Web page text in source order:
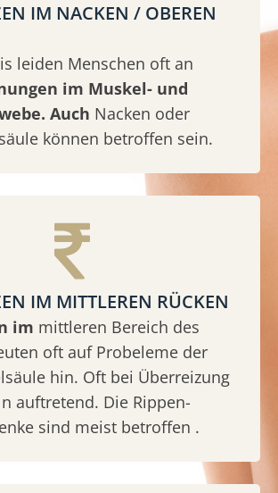
IM NACKEN / OBEREN
leiden Menschen oft an
im Muskel- und
Auch Nacken oder
können betroffen sein.
IM MITTLEREN RÜCKEN
im mittleren Bereich des
oft auf Probeleme der
hin. Oft bei Überreizung
auftretend. Die Rippen-
sind meist betroffen .